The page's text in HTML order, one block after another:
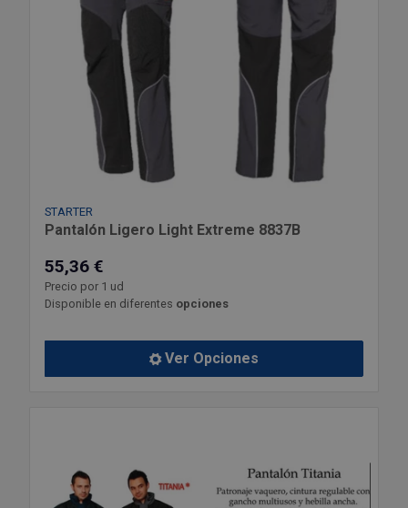
STARTER
Pantalón Ligero Light Extreme 8837B
55,36 €
Precio por 1 ud
Disponible en diferentes opciones
Ver Opciones